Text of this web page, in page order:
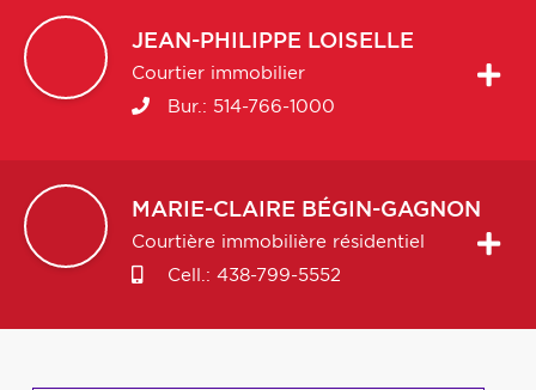
JEAN-PHILIPPE LOISELLE
Courtier immobilier
Bur.: 514-766-1000
MARIE-CLAIRE BÉGIN-GAGNON
Courtière immobilière résidentiel
Cell.: 438-799-5552